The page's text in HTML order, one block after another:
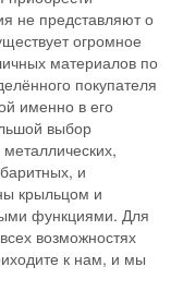
не представляют о
огромное
материалов по
покупателя
именно в его
выбор
и
крыльцом и
функциями. Для
возможностях
к нам, и мы